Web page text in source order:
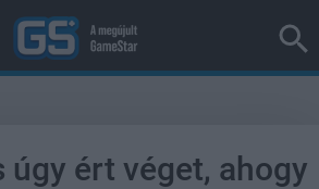
úgy ért véget, ahogy